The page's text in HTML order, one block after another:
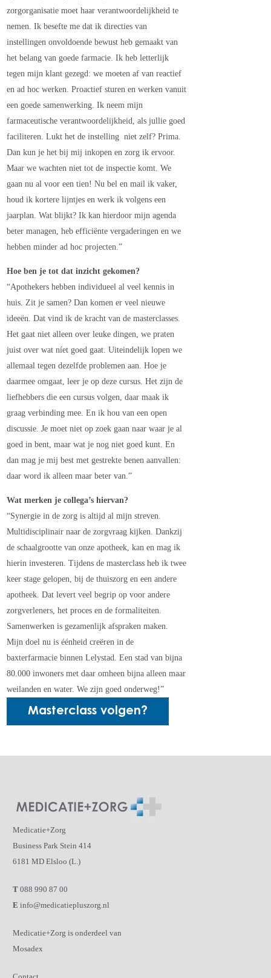
zorgorganisatie moet haar verantwoordelijkheid te
nemen. Ik besefte me dat ik directies van
instellingen onvoldoende bewust heb gemaakt van
het belang van goede farmacie. Ik heb letterlijk
tegen mijn klant gezegd: we moeten af van reactief
en ad hoc werken. Proactief sturen en werken vanuit
een goede samenwerking. Ik neem mijn
farmaceutische verantwoordelijkheid, als jullie goed
faciliteren. Lukt het de instelling niet zelf? Prima.
Dan kun je het bij mij inkopen en zorg ik ervoor.
Maar we wachten niet tot de inspectie komt. We
gaan nu al voor een tien! Nu bel en mail ik vaker,
houd ik kortere lijntjes en werk ik volgens een
jaarplan. Wat blijkt? Ik kan hierdoor mijn agenda
beter managen, heb efficiënte vergaderingen en we
hebben minder ad hoc projecten.”
Hoe ben je tot dat inzicht gekomen?
“Apothekers hebben individueel al veel kennis in
huis. Zit je samen? Dan komen er veel nieuwe
ideeën. Dat vind ik de kracht van de masterclasses.
Het gaat niet alleen over leuke dingen, we praten
juist over wat níet goed gaat. Uiteindelijk lopen we
allemaal tegen dezelfde problemen aan. Hoe je
daarmee omgaat, leer je op deze cursus. Het zijn de
liefhebbers die een cursus volgen, daar maak ik
graag verbinding mee. En ik hou van een open
discussie. Je moet niet op zoek gaan naar waar je al
goed in bent, maar wat je nog niet goed kunt. En
dan mag je mij best met gestrekte benen aanvallen:
daar word ik alleen maar beter van.”
Wat merken je collega’s hiervan?
“Synergie in de zorg is altijd al mijn streven.
Multidisciplinair naar de zorgvraag kijken. Dankzij
de schaalgrootte van onze apotheek, kan en mag ik
hierin investeren. Tijdens de masterclass heb ik twee
keer stage gelopen, bij de thuiszorg en een andere
apotheek. Dat levert veel begrip op voor andere
zorgverleners, het proces en de formaliteiten.
Samenwerken is gezamenlijk afspraken maken.
Mijn doel nu is éénheid creëren in de
baxterfarmacie binnen Lelystad. Een stad van bijna
80.000 inwoners met daar omheen bijna alleen maar
weilanden en water. We zijn goed onderweg!”
Masterclass volgen?
Medicatie+Zorg
Business Park Stein 414
6181 MD Elsloo (L.)
T 088 990 87 00
E info@medicatiepluszorg.nl
Medicatie+Zorg is onderdeel van
Mosadex